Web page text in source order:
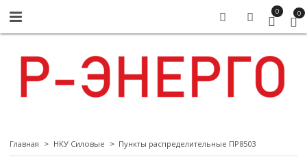
0 0
Главная НКУ Силовые Пункты распределительные ПР8503